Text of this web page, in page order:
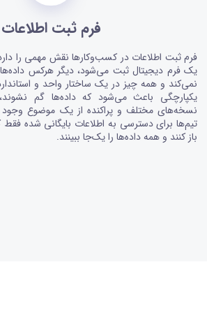
فرم ثبت اطلاعات
فرم ثبت اطلاعات در کسب‌وکارها نقش مهمی را
یک فرم دیجیتال ثبت می‌شود، دیگر هرکس
نمی‌کند و همه چیز در یک ساختار واحد و
یکپارچگی باعث می‌شود که داده‌ها گم
نسخه‌های مختلف و پراکنده از یک موضوع وجود
تیم‌ها برای دسترسی به اطلاعات بایگانی شده
باز کنند و همه داده‌ها را یک‌جا ببینند.